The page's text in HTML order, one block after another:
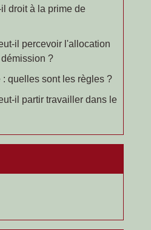
droit à la prime de
il percevoir l'allocation
?
quelles sont les règles ?
il partir travailler dans le